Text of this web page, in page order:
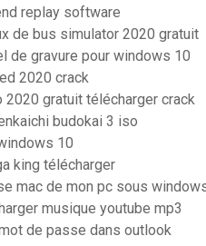
replay software
de bus simulator 2020 gratuit
de gravure pour windows 10
2020 crack
gratuit télécharger crack
budokai 3 iso
10
king télécharger
mac de mon pc sous
musique youtube mp3
de passe dans outlook